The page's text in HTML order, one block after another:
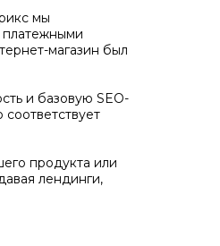
мы
платежными
магазин был
и базовую SEO-
продукта или
лендинги,